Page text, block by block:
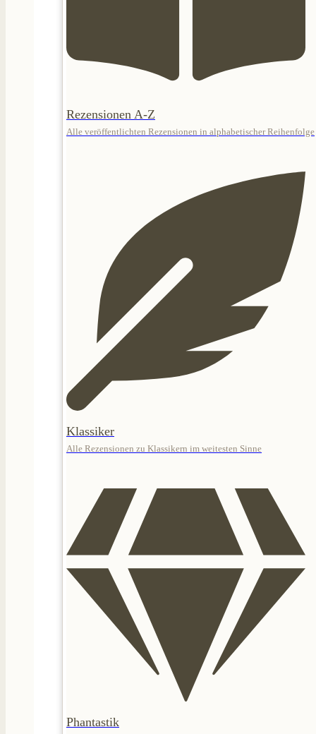
Rezensionen A-Z
Alle veröffentlichten Rezensionen in alphabetischer Reihenfolge
Klassiker
Alle Rezensionen zu Klassikern im weitesten Sinne
Phantastik